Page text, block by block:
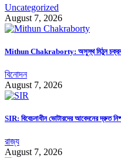
Uncategorized
August 7, 2026
Mithun Chakraborty: অসুস্থ মিঠুন চক্রবর্তী,
বিনোদন
August 7, 2026
SIR: বিবেচনাধীন ভোটারদের আবেদনের দ্রুত
রাজ্য
August 7, 2026